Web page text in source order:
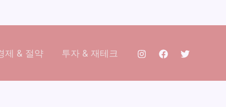
제 & 절약 투자 & 재테크